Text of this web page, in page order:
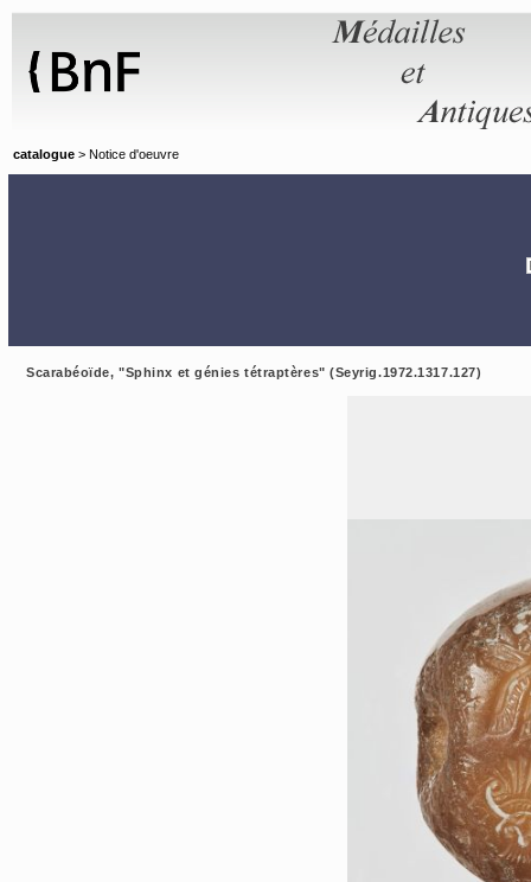
catalogue > Notice d'oeuvre
Scarabéoïde, "Sphinx et génies tétraptères" (Seyrig.1972.1317.127)